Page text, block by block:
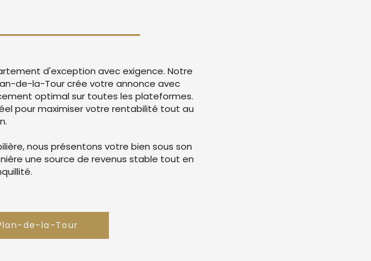
d'exception avec exigence. Notre
de-la-Tour crée votre annonce avec
optimal sur toutes les plateformes.
pour maximiser votre rentabilité tout au
nous présentons votre bien sous son
une source de revenus stable tout en
de-la-Tour